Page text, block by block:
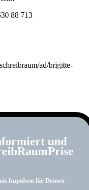
88 713
ad/brigitte-
und
Impulsen für Deinen